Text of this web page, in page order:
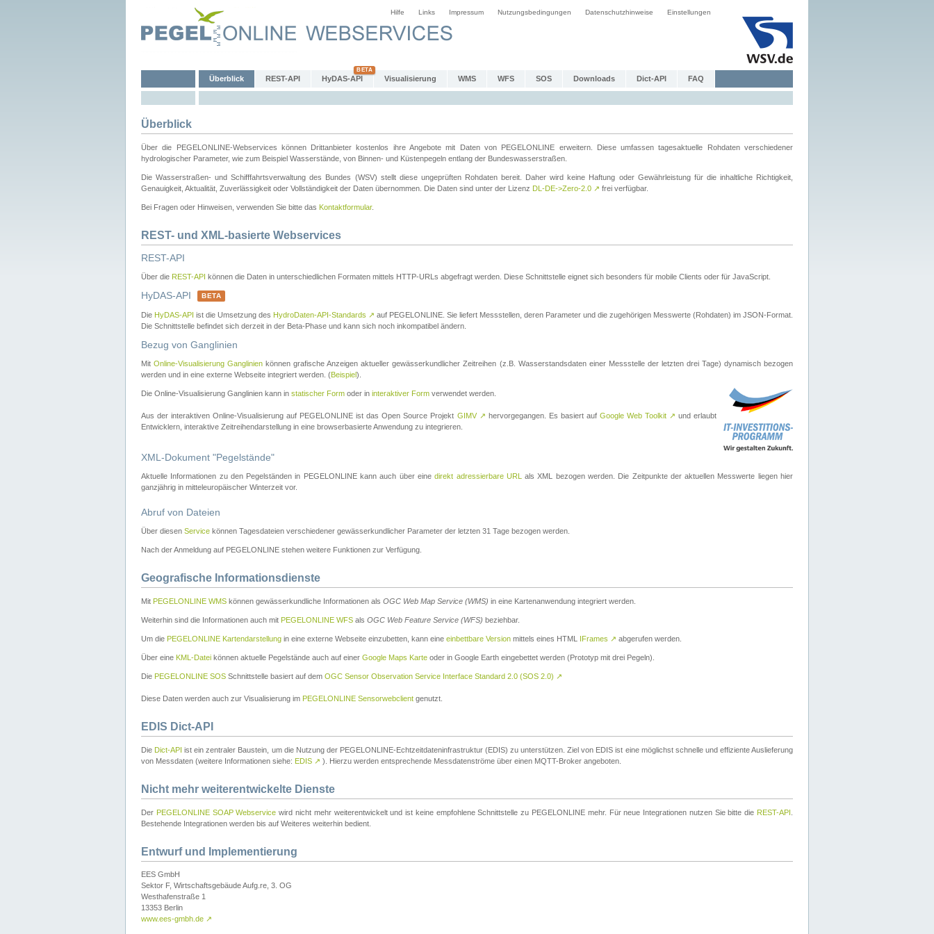
Hilfe Links Impressum Nutzungsbedingungen Datenschutzhinweise Einstellungen
Überblick REST-API HyDAS-API Visualisierung WMS WFS SOS Downloads Dict-API FAQ
Überblick
Über die PEGELONLINE-Webservices können Drittanbieter kostenlos ihre Angebote mit Daten von PEGELONLINE erweitern. Diese umfassen tagesaktuelle Rohdaten verschiedener
hydrologischer Parameter, wie zum Beispiel Wasserstände, von Binnen- und Küstenpegeln entlang der Bundeswasserstraßen.
Die Wasserstraßen- und Schifffahrtsverwaltung des Bundes (WSV) stellt diese ungeprüften Rohdaten bereit. Daher wird keine Haftung oder Gewährleistung für die inhaltliche Richtigkeit,
Genauigkeit, Aktualität, Zuverlässigkeit oder Vollständigkeit der Daten übernommen. Die Daten sind unter der Lizenz DL-DE->Zero-2.0 ↗ frei verfügbar.
Bei Fragen oder Hinweisen, verwenden Sie bitte das Kontaktformular.
REST- und XML-basierte Webservices
REST-API
Über die REST-API können die Daten in unterschiedlichen Formaten mittels HTTP-URLs abgefragt werden. Diese Schnittstelle eignet sich besonders für mobile Clients oder für JavaScript.
HyDAS-API BETA
Die HyDAS-API ist die Umsetzung des HydroDaten-API-Standards ↗ auf PEGELONLINE. Sie liefert Messstellen, deren Parameter und die zugehörigen Messwerte (Rohdaten) im JSON-Format.
Die Schnittstelle befindet sich derzeit in der Beta-Phase und kann sich noch inkompatibel ändern.
Bezug von Ganglinien
MitOnline-Visualisierung Ganglinien können grafische Anzeigen aktueller gewässerkundlicher Zeitreihen (z.B. Wasserstandsdaten einer Messstelle der letzten drei Tage) dynamisch bezogen
werden und in eine externe Webseite integriert werden. (Beispiel).
Die Online-Visualisierung Ganglinien kann in statischer Form oder in interaktiver Form verwendet werden.
Aus der interaktiven Online-Visualisierung auf PEGELONLINE ist das Open Source Projekt GIMV ↗ hervorgegangen. Es basiert auf Google Web Toolkit ↗ und erlaubt
Entwicklern, interaktive Zeitreihendarstellung in eine browserbasierte Anwendung zu integrieren.
XML-Dokument "Pegelstände"
Aktuelle Informationen zu den Pegelständen in PEGELONLINE kann auch über einedirekt adressierbare URL
als XML bezogen werden. Die Zeitpunkte der aktuellen Messwerte liegen hier
ganzjährig in mitteleuropäischer Winterzeit vor.
Abruf von Dateien
Über diesen Service können Tagesdateien verschiedener gewässerkundlicher Parameter der letzten 31 Tage bezogen werden.
Nach der Anmeldung auf PEGELONLINE stehen weitere Funktionen zur Verfügung.
Geografische Informationsdienste
Mit PEGELONLINE WMS können gewässerkundliche Informationen als OGC Web Map Service (WMS) in eine Kartenanwendung integriert werden.
Weiterhin sind die Informationen auch mit PEGELONLINE WFS als OGC Web Feature Service (WFS) beziehbar.
Um die PEGELONLINE Kartendarstellung in eine externe Webseite einzubetten, kann eine einbettbare Version mittels eines HTML IFrames ↗ abgerufen werden.
Über eine KML-Datei können aktuelle Pegelstände auch auf einer Google Maps Karte oder in Google Earth eingebettet werden (Prototyp mit drei Pegeln).
Die PEGELONLINE SOS Schnittstelle basiert auf dem OGC Sensor Observation Service Interface Standard 2.0 (SOS 2.0) ↗
Diese Daten werden auch zur Visualisierung im PEGELONLINE Sensorwebclient genutzt.
EDIS Dict-API
Die Dict-API ist ein zentraler Baustein, um die Nutzung der PEGELONLINE-Echtzeitdateninfrastruktur (EDIS) zu unterstützen. Ziel von EDIS ist eine möglichst schnelle und effiziente Auslieferung
von Messdaten (weitere Informationen siehe: EDIS ↗ ). Hierzu werden entsprechende Messdatenströme über einen MQTT-Broker angeboten.
Nicht mehr weiterentwickelte Dienste
Der PEGELONLINE SOAP Webservice wird nicht mehr weiterentwickelt und ist keine empfohlene Schnittstelle zu PEGELONLINE mehr. Für neue Integrationen nutzen Sie bitte die REST-API
Bestehende Integrationen werden bis auf Weiteres weiterhin bedient.
Entwurf und Implementierung
EES GmbH
Sektor F, Wirtschaftsgebäude Aufg.re, 3. OG
Westhafenstraße 1
13353 Berlin
www.ees-gmbh.de ↗